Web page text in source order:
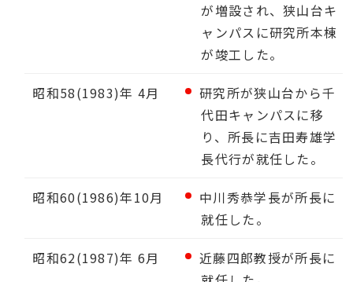
が増設され、狭山台キ
ャンパスに研究所本棟
が竣工した。
昭和58(1983)年 4月
研究所が狭山台から千
代田キャンパスに移
り、所長に吉田寿雄学
長代行が就任した。
昭和60(1986)年10月
中川秀恭学長が所長に
就任した。
昭和62(1987)年 6月
近藤四郎教授が所長に